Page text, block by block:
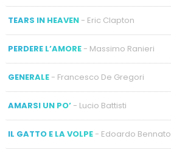
TEARS IN HEAVEN- Eric Clapton
PERDERE L’AMORE- Massimo Ranieri
GENERALE- Francesco De Gregori
AMARSI UN PO’- Lucio Battisti
IL GATTO E LA VOLPE- Edoardo Bennato